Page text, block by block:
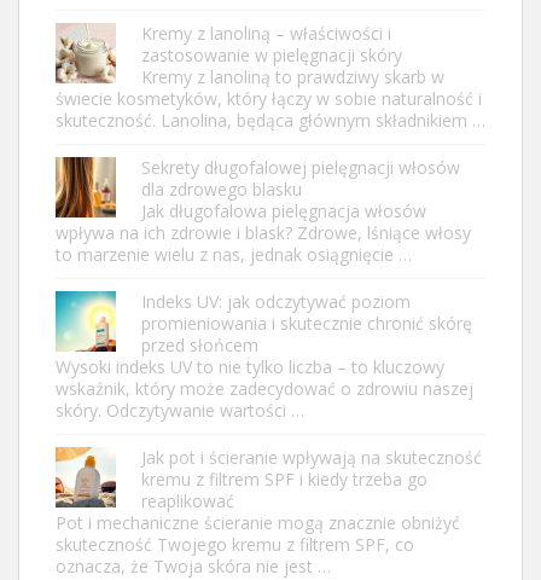
Kremy z lanoliną – właściwości i
zastosowanie w pielęgnacji skóry
Kremy z lanoliną to prawdziwy skarb w
świecie kosmetyków, który łączy w sobie naturalność i
skuteczność. Lanolina, będąca głównym składnikiem …
Sekrety długofalowej pielęgnacji włosów
dla zdrowego blasku
Jak długofalowa pielęgnacja włosów
wpływa na ich zdrowie i blask? Zdrowe, lśniące włosy
to marzenie wielu z nas, jednak osiągnięcie …
Indeks UV: jak odczytywać poziom
promieniowania i skutecznie chronić skórę
przed słońcem
Wysoki indeks UV to nie tylko liczba – to kluczowy
wskaźnik, który może zadecydować o zdrowiu naszej
skóry. Odczytywanie wartości …
Jak pot i ścieranie wpływają na skuteczność
kremu z filtrem SPF i kiedy trzeba go
reaplikować
Pot i mechaniczne ścieranie mogą znacznie obniżyć
skuteczność Twojego kremu z filtrem SPF, co
oznacza, że Twoja skóra nie jest …